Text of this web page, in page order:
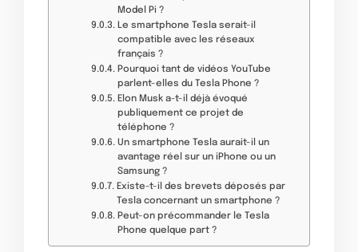
Model Pi ?
Le smartphone Tesla serait-il
compatible avec les réseaux
français ?
Pourquoi tant de vidéos YouTube
parlent-elles du Tesla Phone ?
Elon Musk a-t-il déjà évoqué
publiquement ce projet de
téléphone ?
Un smartphone Tesla aurait-il un
avantage réel sur un iPhone ou un
Samsung ?
Existe-t-il des brevets déposés par
Tesla concernant un smartphone ?
Peut-on précommander le Tesla
Phone quelque part ?